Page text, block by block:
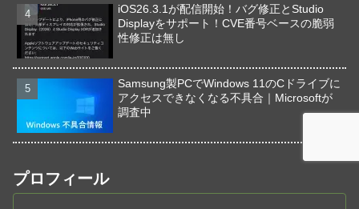
iOS26.3.1が配信開始！バグ修正とStudio
Displayをサポート！CVE番号ベースの脆弱
性修正は無し
Samsung製PCでWindows 11のCドライブに
アクセスできなくなる不具合｜Microsoftが
調査中
プロフィール